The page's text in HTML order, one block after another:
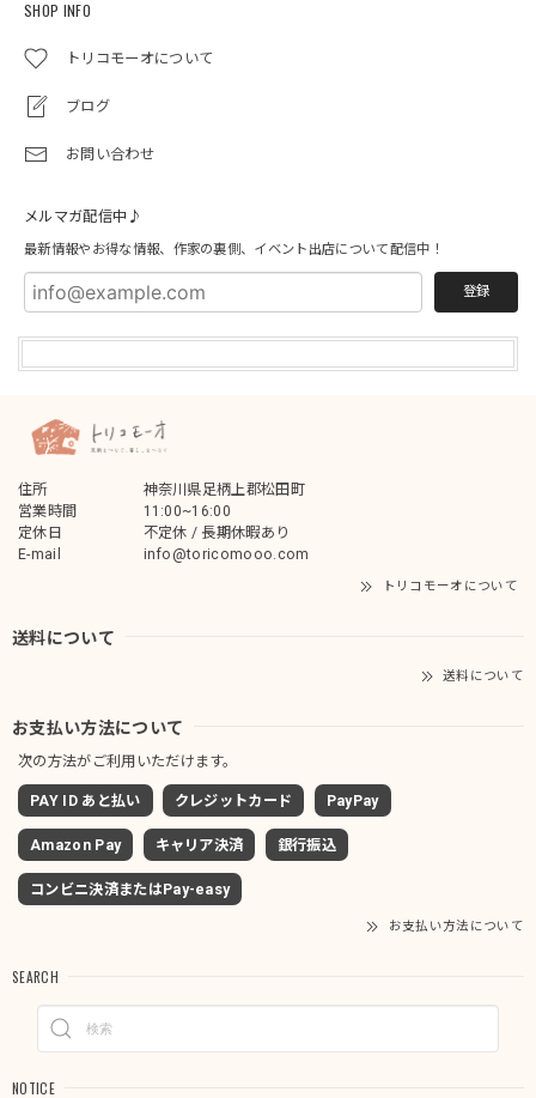
SHOP INFO
トリコモーオについて
ブログ
お問い合わせ
メルマガ配信中♪
最新情報やお得な情報、作家の裏側、イベント出店について配信中！
登録
住所
神奈川県足柄上郡松田町
営業時間
11:00~16:00
定休日
不定休 / 長期休暇あり
E-mail
info@toricomooo.com
トリコモーオについて
送料について
送料について
お支払い方法について
次の方法がご利用いただけます。
PAY ID あと払い クレジットカード PayPay
Amazon Pay キャリア決済 銀行振込
コンビニ決済またはPay-easy
お支払い方法について
SEARCH
NOTICE